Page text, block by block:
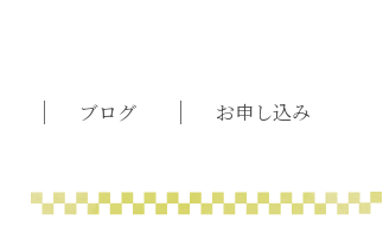
ブログ お申し込み